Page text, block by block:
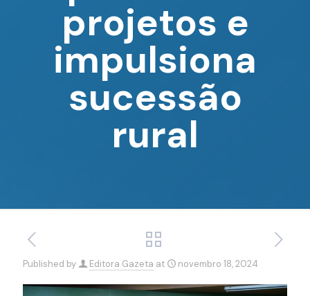
projetos e
impulsiona
sucessão
rural
Published by Editora Gazeta at novembro 18, 2024